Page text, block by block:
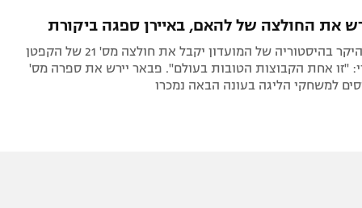
באר שבע
ליגות נוספות
את החולצה של להאם, באיירן ספגה ביקורת
שחקן הרכש היקר בהיסטוריה של המועדון יקבל את חולצה מס' 21 של הקפטן
"זו אחת הקבוצות הטובות בעולם". פבאר יירש את ספרה מס'